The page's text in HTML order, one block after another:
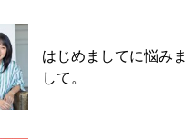
はじめましてに悩みま
して。